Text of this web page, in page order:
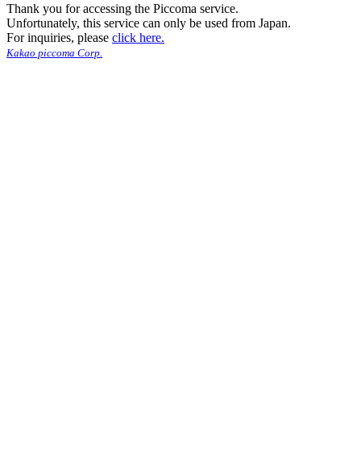
Thank you for accessing the Piccoma service.
Unfortunately, this service can only be used from Japan.
For inquiries, please click here.
Kakao piccoma Corp.